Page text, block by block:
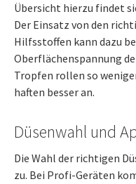
Übersicht hierzu findet
Der Einsatz von den
Hilfsstoffen kann dazu
Oberflächenspannung
Tropfen rollen so
haften besser an.
Düsenwahl und
Die Wahl der richtigen
zu. Bei Profi-Geräten